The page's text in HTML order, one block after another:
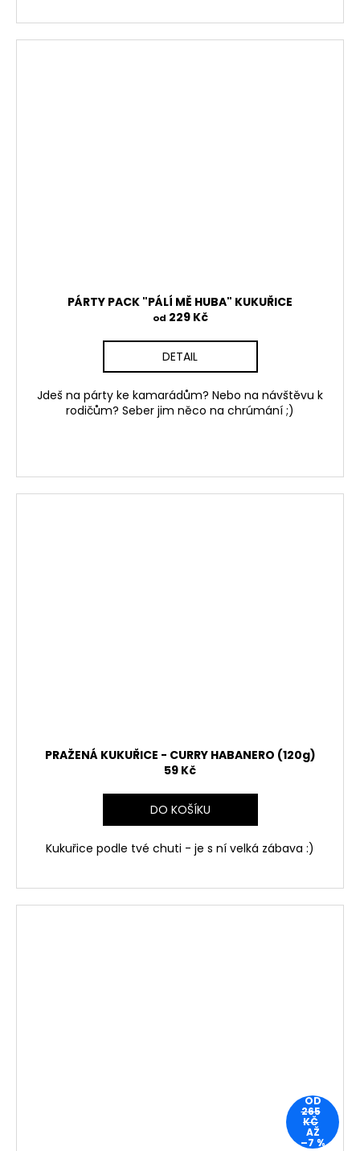
PÁRTY PACK "PÁLÍ MĚ HUBA" KUKUŘICE
od 229 Kč
DETAIL
Jdeš na párty ke kamarádům? Nebo na návštěvu k
rodičům? Seber jim něco na chrúmání ;)
PRAŽENÁ KUKUŘICE - CURRY HABANERO (120g)
59 Kč
DO KOŠÍKU
Kukuřice podle tvé chuti - je s ní velká zábava :)
OD
265
KČ
AŽ
–7 %